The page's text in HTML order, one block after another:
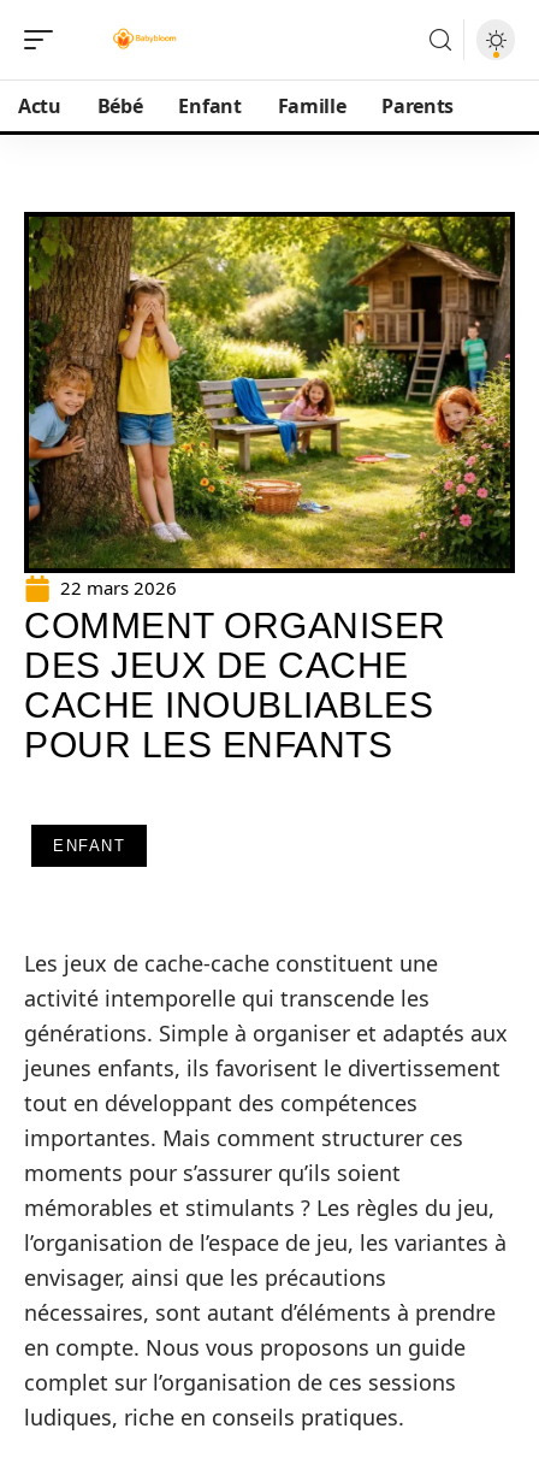
Actu Bébé Enfant Famille Parents
22 mars 2026
COMMENT ORGANISER
DES JEUX DE CACHE
CACHE INOUBLIABLES
POUR LES ENFANTS
ENFANT
Les jeux de cache-cache constituent une
activité intemporelle qui transcende les
générations. Simple à organiser et adaptés aux
jeunes enfants, ils favorisent le divertissement
tout en développant des compétences
importantes. Mais comment structurer ces
moments pour s’assurer qu’ils soient
mémorables et stimulants ? Les règles du jeu,
l’organisation de l’espace de jeu, les variantes à
envisager, ainsi que les précautions
nécessaires, sont autant d’éléments à prendre
en compte. Nous vous proposons un guide
complet sur l’organisation de ces sessions
ludiques, riche en conseils pratiques.